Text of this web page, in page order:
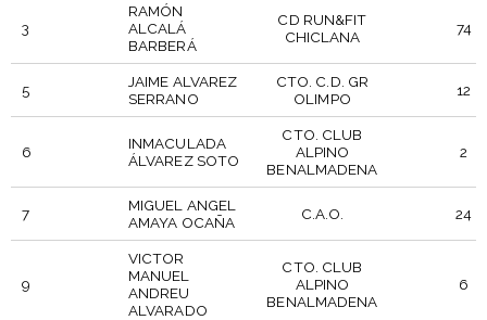
3
RAMÓN
ALCALÁ
BARBERÁ
CD RUN&FIT
CHICLANA
74
5
JAIME ALVAREZ
SERRANO
CTO. C.D. GR
OLIMPO
12
6
INMACULADA
ÁLVAREZ SOTO
CTO. CLUB
ALPINO
BENALMADENA
2
7
MIGUEL ANGEL
AMAYA OCAÑA
C.A.O. 24
9
VICTOR
MANUEL
ANDREU
ALVARADO
CTO. CLUB
ALPINO
BENALMADENA
6